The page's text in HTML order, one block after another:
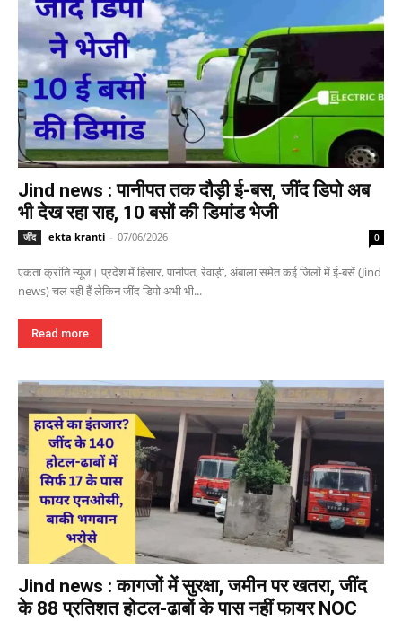
Jind news : पानीपत तक दौड़ी ई-बस, जींद डिपो अब
भी देख रहा राह, 10 बसों की डिमांड भेजी
जींद ekta kranti - 07/06/2026 0
एकता क्रांति न्यूज। प्रदेश में हिसार, पानीपत, रेवाड़ी, अंबाला समेत कई जिलों में ई-बसें (Jind
news) चल रही हैं लेकिन जींद डिपो अभी भी...
Read more
Jind news : कागजों में सुरक्षा, जमीन पर खतरा, जींद
के 88 प्रतिशत होटल-ढाबों के पास नहीं फायर NOC